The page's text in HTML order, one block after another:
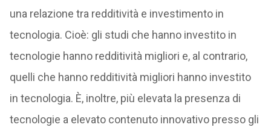
una relazione tra redditività e investimento in
tecnologia. Cioè: gli studi che hanno investito in
tecnologie hanno redditività migliori e, al contrario,
quelli che hanno redditività migliori hanno investito
in tecnologia. È, inoltre, più elevata la presenza di
tecnologie a elevato contenuto innovativo presso gli